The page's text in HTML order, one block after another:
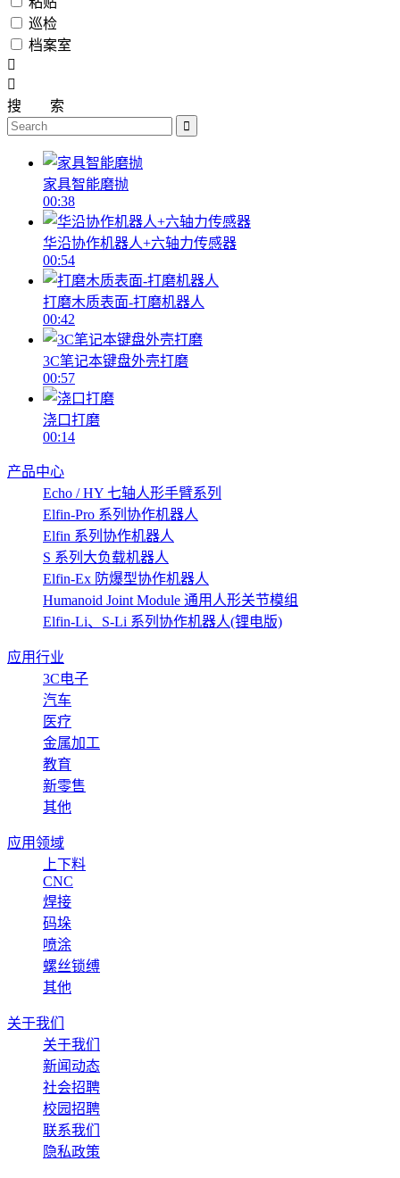
巡检
档案室
搜 索
家具智能磨抛
00:38
华沿协作机器人+六轴力传感器
00:54
打磨木质表面-打磨机器人
00:42
3C笔记本键盘外壳打磨
00:57
浇口打磨
00:14
产品中心
Echo / HY 七轴人形手臂系列
Elfin-Pro 系列协作机器人
Elfin 系列协作机器人
S 系列大负载机器人
Elfin-Ex 防爆型协作机器人
Humanoid Joint Module 通用人形关节模组
Elfin-Li、S-Li 系列协作机器人(锂电版)
应用行业
3C电子
汽车
医疗
金属加工
教育
新零售
其他
应用领域
上下料
CNC
焊接
码垛
喷涂
螺丝锁缚
其他
关于我们
关于我们
新闻动态
社会招聘
校园招聘
联系我们
隐私政策